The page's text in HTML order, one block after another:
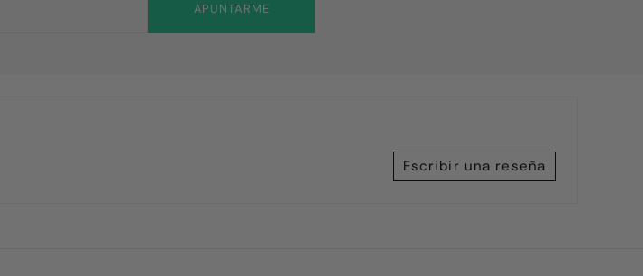
APUNTARME
Escribir una reseña